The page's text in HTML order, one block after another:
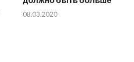
08.03.2020